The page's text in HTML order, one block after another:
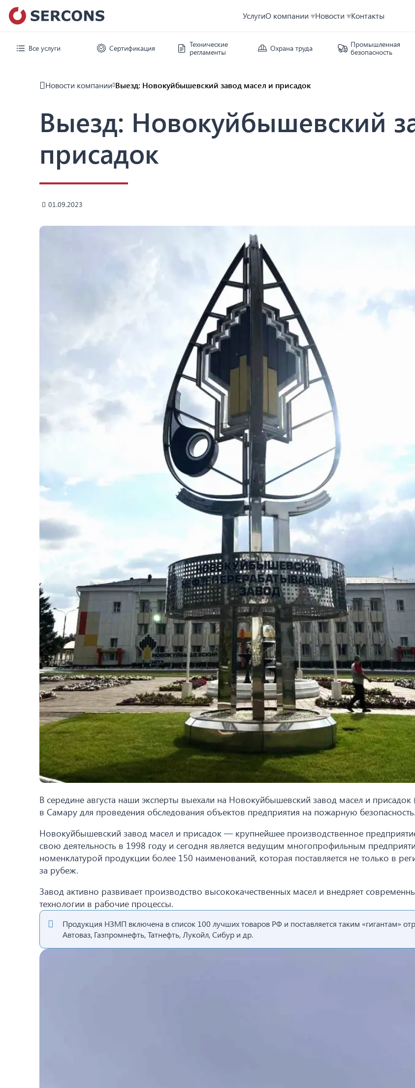
УслугиО компании Новости Контакты
Все услуги Сертификация
Технические
регламенты
Охрана труда
Промышленная
безопасность
Новости компании Выезд: Новокуйбышевский завод масел и присадок
Выезд: Новокуйбышевский
присадок
01.09.2023
В середине августа наши эксперты выехали на Новокуйбышевский завод масел и
в Самару для проведения обследования объектов предприятия на пожарную безопасность.
Новокуйбышевский завод масел и присадок — крупнейшее производственное
свою деятельность в 1998 году и сегодня является ведущим многопрофильным
номенклатурой продукции более 150 наименований, которая поставляется не только в
за рубеж.
Завод активно развивает производство высококачественных масел и внедряет
технологии в рабочие процессы.
Продукция НЗМП включена в список 100 лучших товаров РФ и поставляется таким «гигантам»
Автоваз, Газпромнефть, Татнефть, Лукойл, Сибур и др.